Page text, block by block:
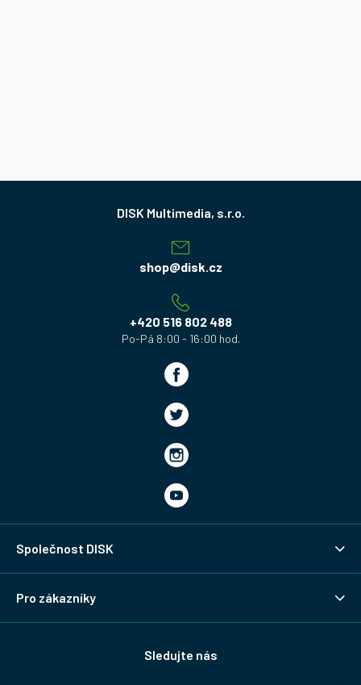
shop@disk.cz
+420 516 802 488
Společnost DISK
Pro zákazníky
Sledujte nás